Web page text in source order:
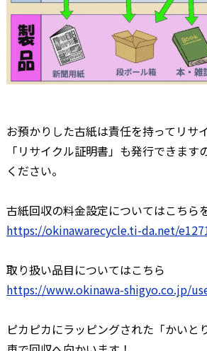
お預かりした古紙は責任を持ってリサ
「リサイクル証明書」も発行できます
ください。
古紙回収の料金設定についてはこちら
https://okinawarecycle.ti-da.net/
取り扱い品目についてはこちら
https://www.okinawa-shigyo.co.jp/
ピカピカにラッピングされた「かいと